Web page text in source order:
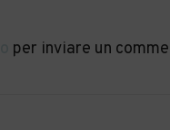
per inviare un